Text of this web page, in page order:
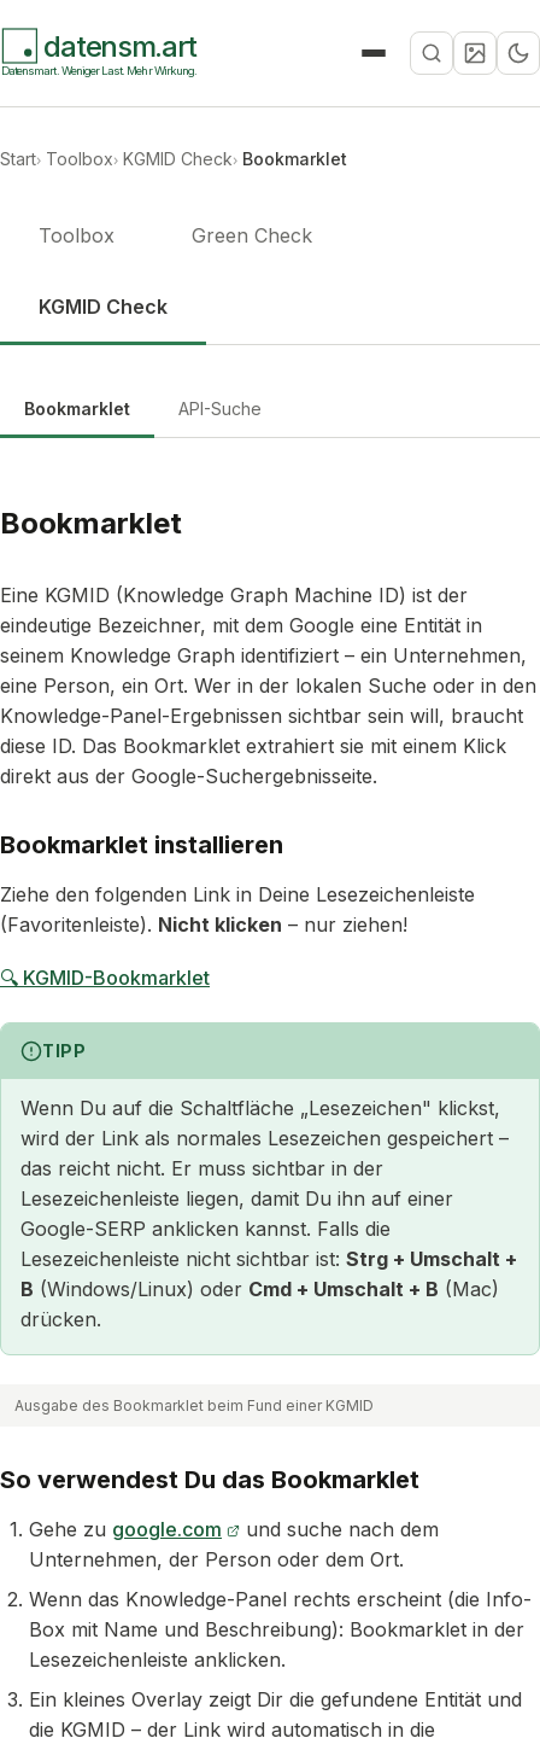
datensm.art
Datensmart. Weniger Last. Mehr Wirkung.
Suche
Start Toolbox KGMID Check Bookmarklet
Toolbox Green Check
KGMID Check
Bookmarklet API-Suche
Bookmarklet
Eine KGMID (Knowledge Graph Machine ID) ist der
eindeutige Bezeichner, mit dem Google eine Entität in
seinem Knowledge Graph identifiziert – ein Unternehmen,
eine Person, ein Ort. Wer in der lokalen Suche oder in den
Knowledge-Panel-Ergebnissen sichtbar sein will, braucht
diese ID. Das Bookmarklet extrahiert sie mit einem Klick
direkt aus der Google-Suchergebnisseite.
Bookmarklet installieren
Ziehe den folgenden Link in Deine Lesezeichenleiste
(Favoritenleiste). Nicht klicken – nur ziehen!
🔍 KGMID-Bookmarklet
TIPP
Wenn Du auf die Schaltfläche „Lesezeichen" klickst,
wird der Link als normales Lesezeichen gespeichert –
das reicht nicht. Er muss sichtbar in der
Lesezeichenleiste liegen, damit Du ihn auf einer
Google-SERP anklicken kannst. Falls die
Lesezeichenleiste nicht sichtbar ist: Strg + Umschalt +
B (Windows/Linux) oder Cmd + Umschalt + B (Mac)
drücken.
Ausgabe des Bookmarklet beim Fund einer KGMID
So verwendest Du das Bookmarklet
Gehe zu google.com
und suche nach dem
Unternehmen, der Person oder dem Ort.
Wenn das Knowledge-Panel rechts erscheint (die Info-
Box mit Name und Beschreibung): Bookmarklet in der
Lesezeichenleiste anklicken.
Ein kleines Overlay zeigt Dir die gefundene Entität und
die KGMID – der Link wird automatisch in die